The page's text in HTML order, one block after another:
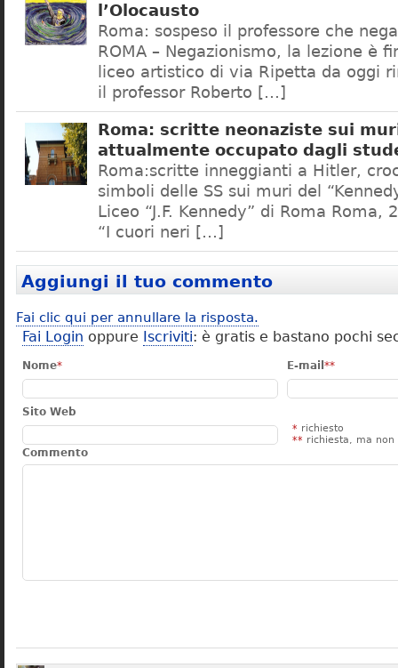
l’Olocausto
Roma: sospeso il professore che
ROMA – Negazionismo, la lezione è
liceo artistico di via Ripetta da oggi
il professor Roberto […]
Roma: scritte neonaziste sui
attualmente occupato dagli
Roma:scritte inneggianti a Hitler,
simboli delle SS sui muri del
Liceo “J.F. Kennedy” di Roma Roma,
“I cuori neri […]
Aggiungi il tuo commento
Fai clic qui per annullare la risposta.
Fai Login oppure Iscriviti: è gratis e bastano pochi
Nome* E-mail **
Sito Web
* richiesto
** richiesta, ma non
Commento